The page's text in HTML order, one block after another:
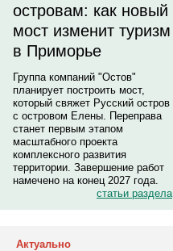
островам: как новый
мост изменит туризм
в Приморье
Группа компаний "Остов"
планирует построить мост,
который свяжет Русский остров
с островом Елены. Переправа
станет первым этапом
масштабного проекта
комплексного развития
территории. Завершение работ
намечено на конец 2027 года.
статьи раздела
Актуально